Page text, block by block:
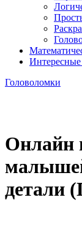
Интересные
Головоломки
Онлайн
детали